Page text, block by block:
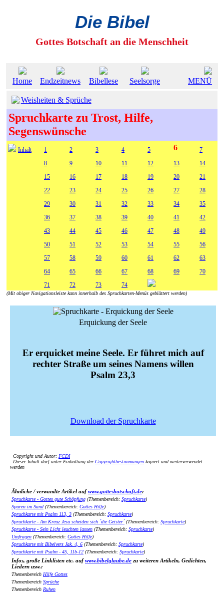
Die Bibel
Gottes Botschaft an die Menschheit
Home Endzeitnews Bibellese Seelsorge MENÜ
Weisheiten & Sprüche
Spruchkarte zu Trost, Hilfe,
Segenswünsche
Inhalt 1 2 3 4 5 6
7
8
9 10 11 12 13
14
15
16 17 18 19 20
21
22
23 24 25 26 27
28
29
30 31 32 33 34
35
36
37 38 39 40 41
42
43
44 45 46 47 48
49
50
51 52 53 54 55
56
57
58 59 60 61 62
63
64
65 66 67 68 69
70
71
72 73 74
(Mit obiger Navigationsleiste kann innerhalb des Spruchkarten-Menüs geblättert werden)
Erquickung der Seele
Er erquicket meine Seele. Er führet mich auf
rechter Straße um seines Namens willen
Psalm 23,3
Download der Spruchkarte
Copyright und Autor: FCDI
Dieser Inhalt darf unter Einhaltung der Copyrightbestimmungen kopiert und weiterverwendet
werden
Ähnliche / verwandte Artikel aufwww.gottesbotschaft.de:
Spruchkarte - Gottes gute Schöpfung (Themenbereich: Spruchkarte)
Spuren im Sand (Themenbereich: Gottes Hilfe)
Spruchkarte mit Psalm 113, 3 (Themenbereich: Spruchkarte)
Spruchkarte - Am Kreuz Jesu scheiden sich ´die Geister´(Themenbereich: Spruchkarte)
Spruchkarte - Sein Licht leuchten lassen (Themenbereich: Spruchkarte)
Umfragen (Themenbereich: Gottes Hilfe)
Spruchkarte mit Bibelvers Jak. 4, 6 (Themenbereich: Spruchkarte)
Spruchkarte mit Psalm - 45, 11b-12 (Themenbereich: Spruchkarte)
Infos, große Linklisten etc. aufwww.bibelglaube.de zu weiteren Artikeln, Gedichten,
Liedern usw.:
Themenbereich Hilfe Gottes
Themenbereich Sprüche
Themenbereich Ruhen